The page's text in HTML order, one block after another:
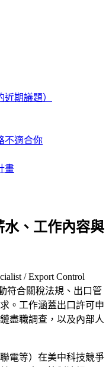
期議題）
不適合你
畫
、工作內容與
/ Export Control
符合關稅法規、出口管
。工作涵蓋出口許可申
盡職調查，以及內部人
電等）在美中科技競爭